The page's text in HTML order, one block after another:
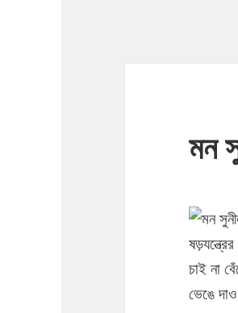
মন
চাই না
ভেঙে